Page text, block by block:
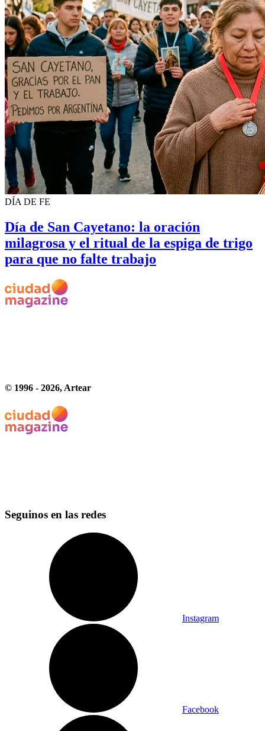
DÍA DE FE
Día de San Cayetano: la oración
milagrosa y el ritual de la espiga de trigo
para que no falte trabajo
© 1996 - 2026, Artear
Seguinos en las redes
Instagram
Facebook